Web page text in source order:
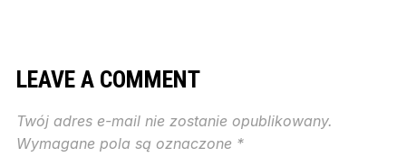
LEAVE A COMMENT
Twój adres e-mail nie zostanie opublikowany.
Wymagane pola są oznaczone *